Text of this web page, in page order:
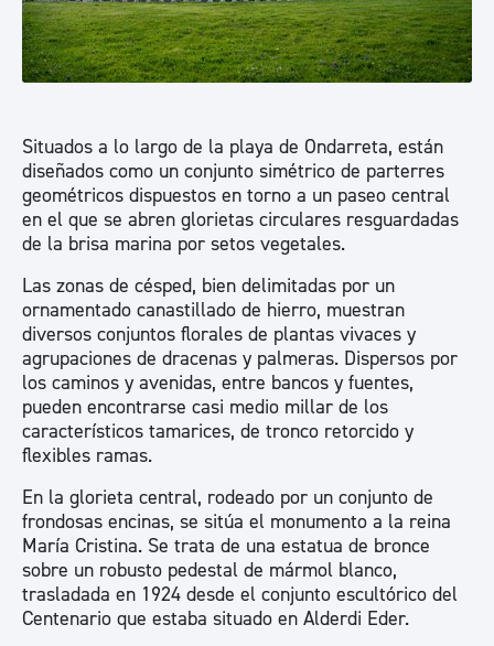
Situados a lo largo de la playa de Ondarreta, están
diseñados como un conjunto simétrico de parterres
geométricos dispuestos en torno a un paseo central
en el que se abren glorietas circulares resguardadas
de la brisa marina por setos vegetales.
Las zonas de césped, bien delimitadas por un
ornamentado canastillado de hierro, muestran
diversos conjuntos florales de plantas vivaces y
agrupaciones de dracenas y palmeras. Dispersos por
los caminos y avenidas, entre bancos y fuentes,
pueden encontrarse casi medio millar de los
característicos tamarices, de tronco retorcido y
flexibles ramas.
En la glorieta central, rodeado por un conjunto de
frondosas encinas, se sitúa el monumento a la reina
María Cristina. Se trata de una estatua de bronce
sobre un robusto pedestal de mármol blanco,
trasladada en 1924 desde el conjunto escultórico del
Centenario que estaba situado en Alderdi Eder.